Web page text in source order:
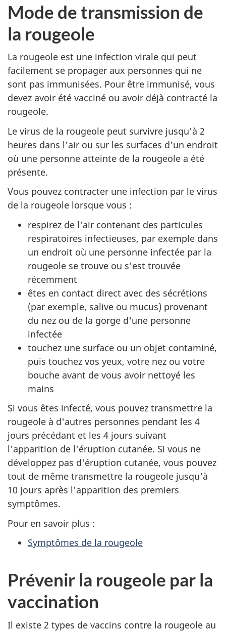
Mode de transmission de
la rougeole
La rougeole est une infection virale qui peut
facilement se propager aux personnes qui ne
sont pas immunisées. Pour être immunisé, vous
devez avoir été vacciné ou avoir déjà contracté la
rougeole.
Le virus de la rougeole peut survivre jusqu'à 2
heures dans l'air ou sur les surfaces d'un endroit
où une personne atteinte de la rougeole a été
présente.
Vous pouvez contracter une infection par le virus
de la rougeole lorsque vous :
respirez de l'air contenant des particules
respiratoires infectieuses, par exemple dans
un endroit où une personne infectée par la
rougeole se trouve ou s'est trouvée
récemment
êtes en contact direct avec des sécrétions
(par exemple, salive ou mucus) provenant
du nez ou de la gorge d'une personne
infectée
touchez une surface ou un objet contaminé,
puis touchez vos yeux, votre nez ou votre
bouche avant de vous avoir nettoyé les
mains
Si vous êtes infecté, vous pouvez transmettre la
rougeole à d'autres personnes pendant les 4
jours précédant et les 4 jours suivant
l'apparition de l'éruption cutanée. Si vous ne
développez pas d'éruption cutanée, vous pouvez
tout de même transmettre la rougeole jusqu'à
10 jours après l'apparition des premiers
symptômes.
Pour en savoir plus :
Symptômes de la rougeole
Prévenir la rougeole par la
vaccination
Il existe 2 types de vaccins contre la rougeole au